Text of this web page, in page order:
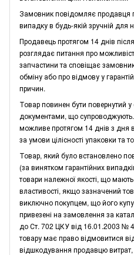
Замовник повідомляє продавця
випадку в будь-якій зручній для
Продавець протягом 14 днів
розглядає питання про
запчастини та сповіщає
обміну або про відмову у
причин.
Товар повинен бути повернутий у
документами, що
можливе протягом 14 днів з дня
за умови цілісності упаковки та
Товар, який було встановлено
(за винятком гарантійних
товари належної якості, що
властивості, якщо зазначений
виключно покупцем, що його
привезені на замовлення за
до Ст. 702 ЦКУ від 16.01.2003 №
товару має право відмовитися
відшкодування продавцю